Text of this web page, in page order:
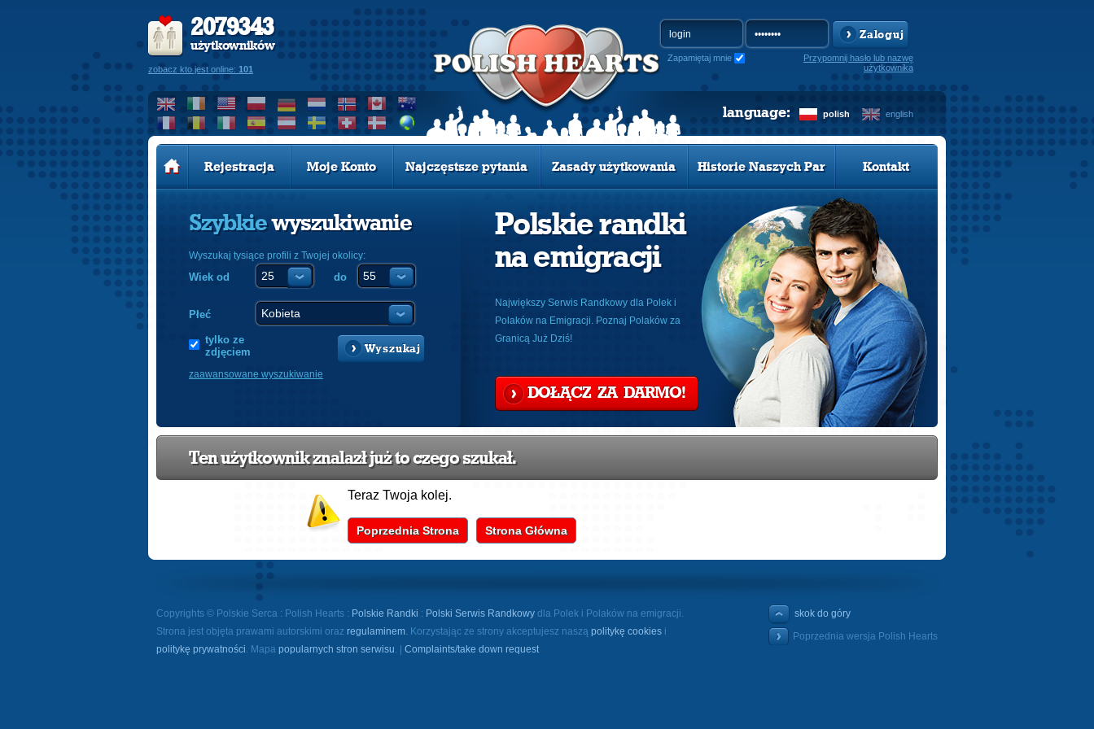
2079343
użytkowników
zobacz kto jest online: 101
Zaloguj
Zapamiętaj mnie
Przypomnij hasło lub nazwę
użytkownika
polish english
language:
Rejestracja Moje Konto Najczęstsze pytania Zasady użytkowania Historie Naszych Par Kontakt
Szybkiewyszukiwanie
Wyszukaj tysiące profili z Twojej okolicy:
Wiek od do
Płeć
tylko ze
zdjęciem
Wyszukaj
zaawansowane wyszukiwanie
Polskie randki
na emigracji
Największy Serwis Randkowy dla Polek i
Polaków na Emigracji. Poznaj Polaków za
Granicą Już Dziś!
DOŁĄCZ ZA DARMO!
Ten użytkownik znalazł już to czego szukał.
Teraz Twoja kolej.
Poprzednia Strona Strona Główna
Copyrights © Polskie Serca : Polish Hearts : Polskie Randki : Polski Serwis Randkowy dla Polek i Polaków na emigracji.
Strona jest objęta prawami autorskimi oraz regulaminem. Korzystając ze strony akceptujesz naszą politykę cookies i
politykę prywatności. Mapa popularnych stron serwisu. | Complaints/take down request
skok do góry
Poprzednia wersja Polish Hearts